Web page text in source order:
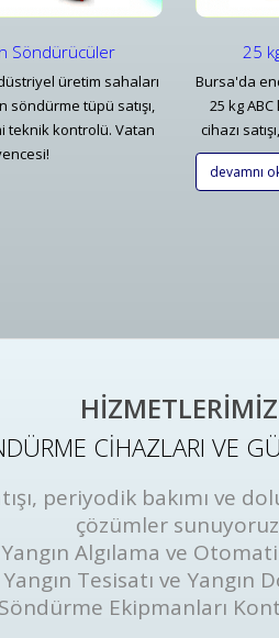
Söndürücüler
üretim sahaları
söndürme tüpü satışı,
teknik kontrolü. Vatan
25
Bursa'da
25 kg
cihazı
devamnı
HİZMETLERİMİZ
CİHAZLARI VE
periyodik bakımı ve
çözümler
Algılama ve
Tesisatı ve Yangın
Ekipmanları